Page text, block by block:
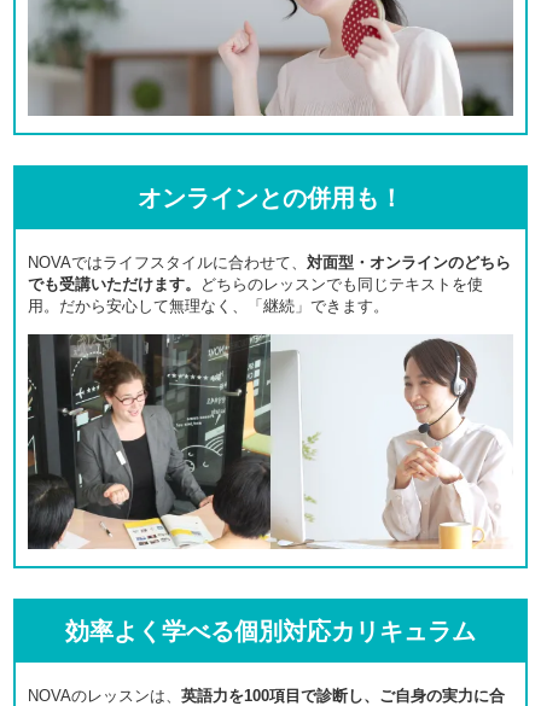
オンラインとの併用も！
NOVAではライフスタイルに合わせて、 対面型・オンラインのどちら
でも受講いただけます。
どちらのレッスンでも同じテキストを使
用。だから安心して無理なく、「継続」できます。
効率よく学べる個別対応カリキュラム
NOVAのレッスンは、 英語力を100項目で診断し、ご自身の実力に合